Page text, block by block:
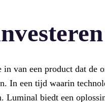
in van een product dat de
In een tijd waarin
Luminal biedt een